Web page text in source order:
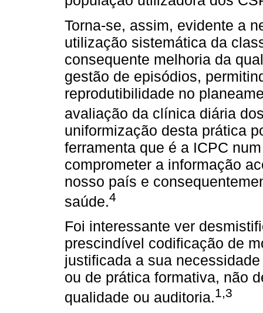
Torna-se, assim, evidente a
utilização sistemática da
consequente melhoria da
gestão de episódios,
reprodutibilidade no
avaliação da clínica diária
uniformização desta prática
ferramenta que é a ICPC
comprometer a informação
nosso país e
saúde.4
Foi interessante ver
prescindível codificação de
justificada a sua
ou de prática formativa, não
qualidade ou auditoria.1,3